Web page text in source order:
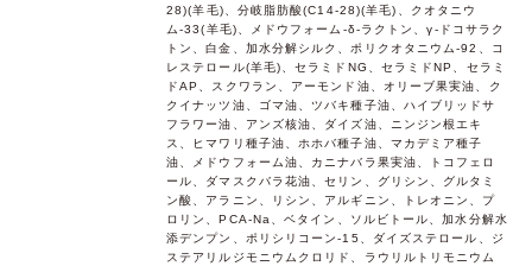
28)(羊毛)、分岐脂肪酸(C14-28)(羊毛)、クオタニウ
ム-33(羊毛)、メドウフォーム-δ-ラクトン、γ-ドコサラク
トン、白金、加水分解シルク、ポリクオタニウム-92、コ
レステロール(羊毛)、セラミドNG、セラミドNP、セラミ
ドAP、スクワラン、アーモンド油、オリーブ果実油、ク
クイナッツ油、ゴマ油、ツバキ種子油、ハイブリッドサ
フラワー油、アンズ核油、ダイズ油、ニンジン根エキ
ス、ヒマワリ種子油、ホホバ種子油、マカデミア種子
油、メドウフォーム油、カニナバラ果実油、トコフェロ
ール、ダマスクバラ花油、セリン、グリシン、グルタミ
ン酸、アラニン、リシン、アルギニン、トレオニン、プ
ロリン、PCA-Na、ベタイン、ソルビトール、加水分解水
添デンプン、ポリシリコーン-15、ダイズステロール、ジ
ステアリルジモニウムクロリド、ラウリルトリモニウム